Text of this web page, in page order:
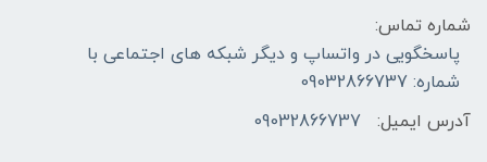
شماره تماس:
پاسخگویی در واتساپ و دیگر شبکه های اجتماعی با
شماره: 09032866737
آدرس ایمیل:
09032866737